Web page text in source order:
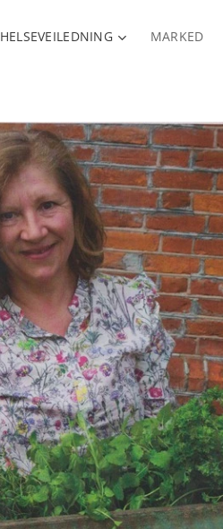
HELSEVEILEDNING MARKED